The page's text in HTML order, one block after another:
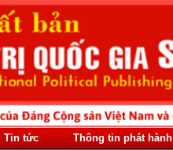
Tin tức Thông tin phát hành